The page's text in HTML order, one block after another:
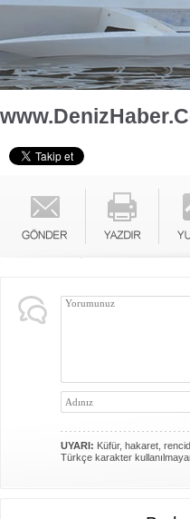
UYARI: Küfür, hakaret,
Türkçe karakter